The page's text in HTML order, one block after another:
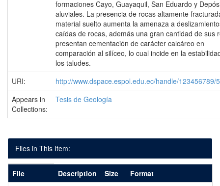
formaciones Cayo, Guayaquil, San Eduardo y
aluviales. La presencia de rocas altamente
material suelto aumenta la amenaza a
caídas de rocas, además una gran cantidad de sus
presentan cementación de carácter calcáreo en
comparación al silíceo, lo cual incide en la
los taludes.
URI:
http://www.dspace.espol.edu.ec/handle/123456789/
Appears in
Collections:
Tesis de Geología
Files in This Item:
File Description Size
Format